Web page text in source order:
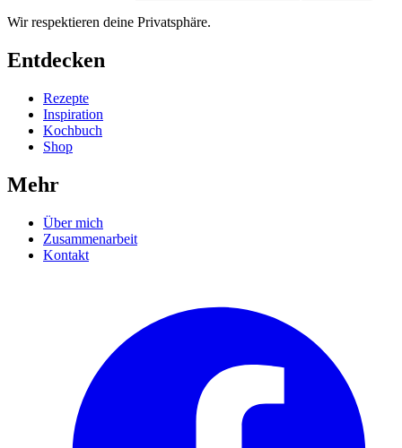
Wir respektieren deine Privatsphäre.
Entdecken
Rezepte
Inspiration
Kochbuch
Shop
Mehr
Über mich
Zusammenarbeit
Kontakt